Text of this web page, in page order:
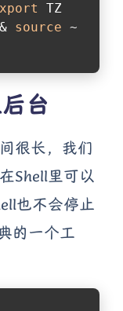
TZ
source ~
台
很长，我们
Shell里可以
也不会停止
的一个工